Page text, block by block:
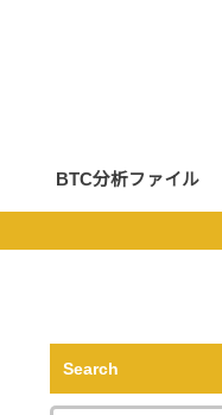
BTC分析ファイル
Search